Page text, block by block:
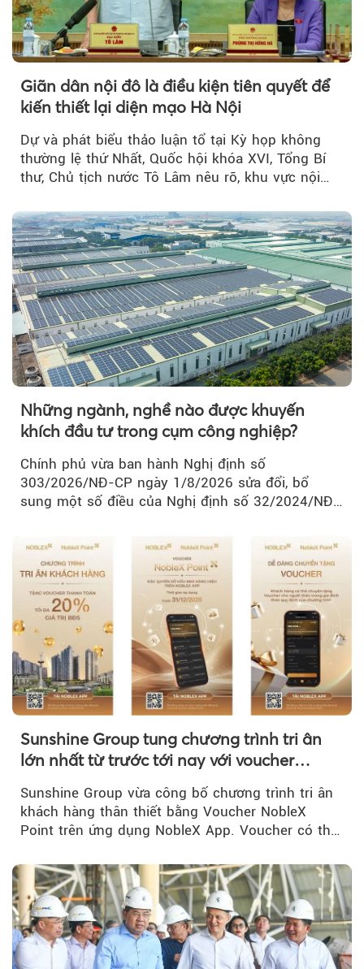
Giãn dân nội đô là điều kiện tiên quyết để
kiến thiết lại diện mạo Hà Nội
Dự và phát biểu thảo luận tổ tại Kỳ họp không
thường lệ thứ Nhất, Quốc hội khóa XVI, Tổng Bí
thư, Chủ tịch nước Tô Lâm nêu rõ, khu vực nội
Những ngành, nghề nào được khuyến
khích đầu tư trong cụm công nghiệp?
Chính phủ vừa ban hành Nghị định số
303/2026/NĐ-CP ngày 1/8/2026 sửa đổi, bổ
sung một số điều của Nghị định số 32/2024/NĐ-
Sunshine Group tung chương trình tri ân
lớn nhất từ trước tới nay với voucher
Sunshine Group vừa công bố chương trình tri ân
khách hàng thân thiết bằng Voucher NobleX
Point trên ứng dụng NobleX App. Voucher có thể